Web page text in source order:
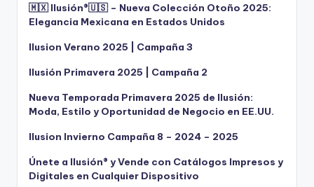
🇲🇽 Ilusión®️🇺🇸 – Nueva Colección Otoño 2025:
Elegancia Mexicana en Estados Unidos
Ilusion Verano 2025 | Campaña 3
Ilusión Primavera 2025 | Campaña 2
Nueva Temporada Primavera 2025 de Ilusión:
Moda, Estilo y Oportunidad de Negocio en EE.UU.
Ilusion Invierno Campaña 8 – 2024 – 2025
Únete a Ilusión® y Vende con Catálogos Impresos y
Digitales en Cualquier Dispositivo